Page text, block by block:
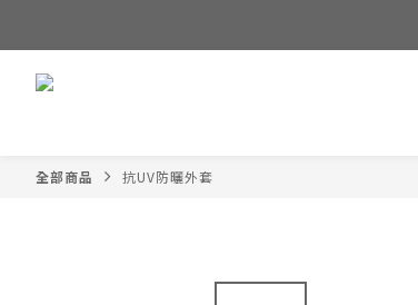
全部商品 抗UV防曬外套